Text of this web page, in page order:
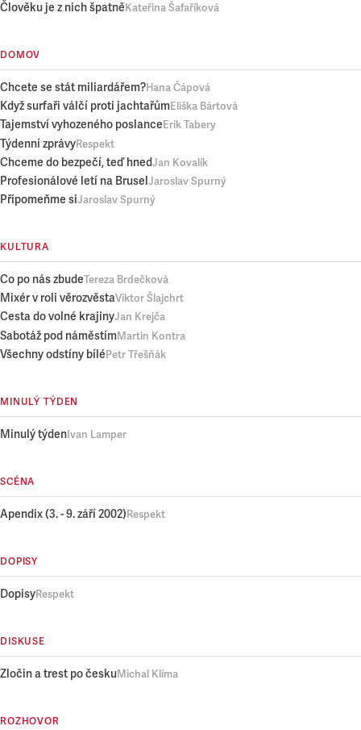
Člověku je z nich špatněKateřina Šafaříková
DOMOV
Chcete se stát miliardářem?Hana Čápová
Když surfaři válčí proti jachtařůmEliška Bártová
Tajemství vyhozeného poslanceErik Tabery
Týdenní zprávyRespekt
Chceme do bezpečí, teď hnedJan Kovalík
Profesionálové letí na Brusel Jaroslav Spurný
Připomeňme siJaroslav Spurný
KULTURA
Co po nás zbudeTereza Brdečková
Mixér v roli věrozvěstaViktor Šlajchrt
Cesta do volné krajinyJan Krejča
Sabotáž pod náměstímMartin Kontra
Všechny odstíny bíléPetr Třešňák
MINULÝ TÝDEN
Minulý týden Ivan Lamper
SCÉNA
Apendix (3. - 9. září 2002)Respekt
DOPISY
DopisyRespekt
DISKUSE
Zločin a trest po českuMichal Klíma
ROZHOVOR